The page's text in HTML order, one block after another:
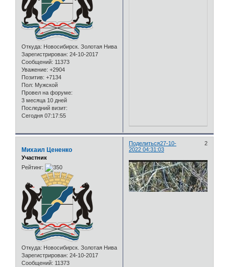
Откуда: Новосибирск. Золотая Нива
Зарегистрирован: 24-10-2017
Сообщений: 11373
Уважение: +2904
Позитив: +7134
Пол: Мужской
Провел на форуме:
3 месяца 10 дней
Последний визит:
Сегодня 07:17:55
Поделиться 2
27-10-
2022 04:31:03
Михаил Цененко
Участник
Рейтинг:
Откуда: Новосибирск. Золотая Нива
Зарегистрирован: 24-10-2017
Сообщений: 11373